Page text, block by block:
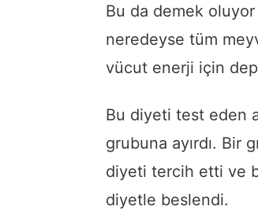
Bu da demek
neredeyse tüm
vücut enerji için
Bu diyeti test eden
grubuna ayırdı. Bir
diyeti tercih etti ve
diyetle beslendi.